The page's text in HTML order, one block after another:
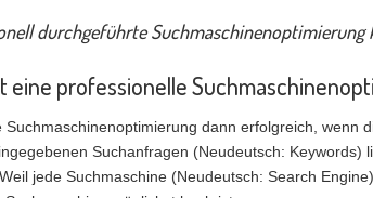
durchgeführte Suchmaschinenoptimierung
eine professionelle
Suchmaschinenoptimierung dann erfolgreich,
Suchanfragen (Neudeutsch: Keywords)
Weil jede Suchmaschine (Neudeutsch: Search